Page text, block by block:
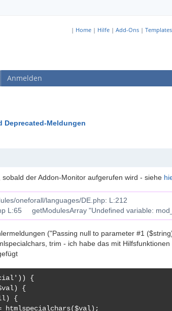
| Home | Hilfe | Add-Ons | Templates
Anmelden
Deprecated-Meldungen
der Addon-Monitor aufgerufen wird - siehe
oneforall/languages/DE.php: L:212
L:65 getModulesArray "Undefined variable:
("Passing null to parameter #1
trim - ich habe das mit
{